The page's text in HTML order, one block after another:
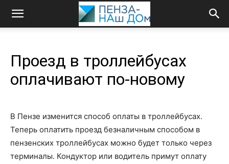
Проезд в троллейбусах
оплачивают по‑новому
В Пензе изменится способ оплаты в троллейбусах.
Теперь оплатить проезд безналичным способом в
пензенских троллейбусах можно будет только через
терминалы. Кондуктор или водитель примут оплату